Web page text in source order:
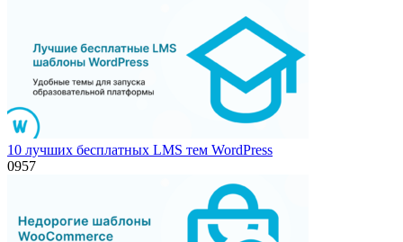
10 лучших бесплатных LMS тем WordPress
0957